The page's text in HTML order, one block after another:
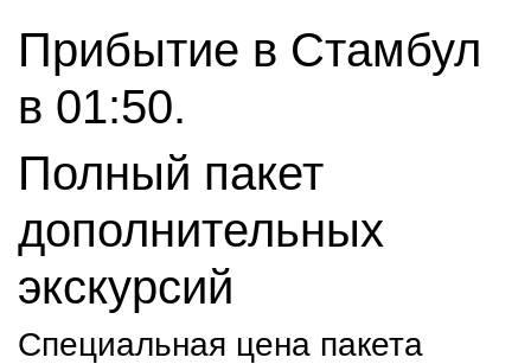
Прибытие в Стамбул
в 01:50.
Полный пакет
дополнительных
экскурсий
Специальная цена пакета